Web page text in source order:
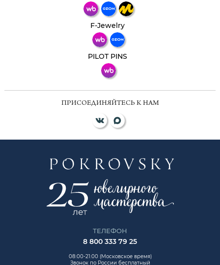
F-Jewelry
PILOT PINS
ПРИСОЕДИНЯЙТЕСЬ К НАМ
ТЕЛЕФОН
8 800 333 79 25
08:00-21:00 (Московское время)
Звонок по России бесплатный